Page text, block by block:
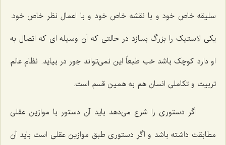
سلیقه خاص خود و با نقشه خاص خود و با اعمال نظر خاص خود.
یکی لاستیک را بزرگ بسازد در حالتی که آن وسیله ای که اتصال به
او دارد کوچک باشد خب طبعاً این نمی‌تواند جور در بیاید. نظام عالم
تربیت و تکاملی انسان هم به همین قسم است.
اگر دستوری را شرع می‌دهد باید آن دستور با موازین عقلی
مطابقت داشته باشد و اگر دستوری طبق موازین عقلی است باید آن